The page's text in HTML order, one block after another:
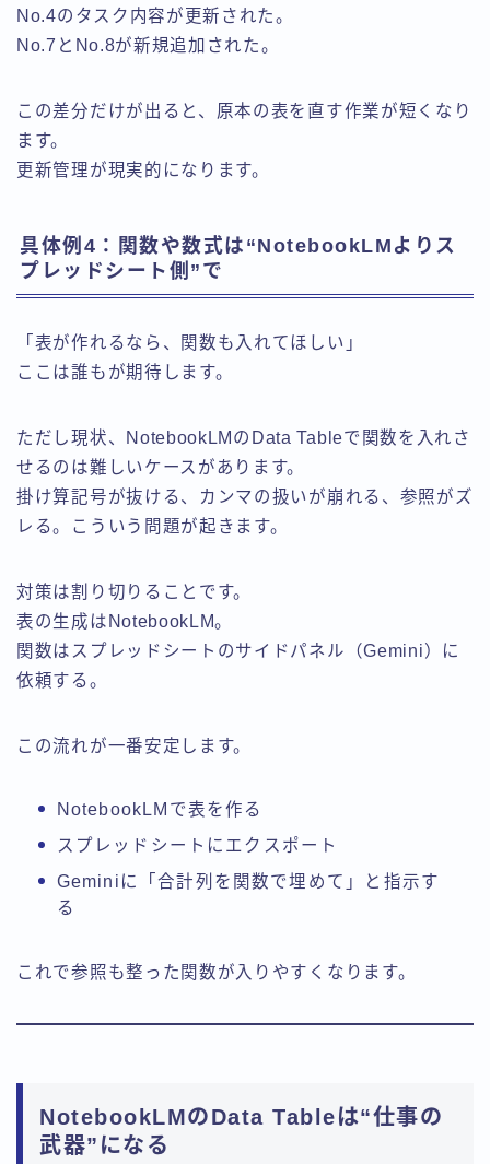
No.4のタスク内容が更新された。
No.7とNo.8が新規追加された。
この差分だけが出ると、原本の表を直す作業が短くなり
ます。
更新管理が現実的になります。
具体例4：関数や数式は“NotebookLMよりス
プレッドシート側”で
「表が作れるなら、関数も入れてほしい」
ここは誰もが期待します。
ただし現状、NotebookLMのData Tableで関数を入れさ
せるのは難しいケースがあります。
掛け算記号が抜ける、カンマの扱いが崩れる、参照がズ
レる。こういう問題が起きます。
対策は割り切りることです。
表の生成はNotebookLM。
関数はスプレッドシートのサイドパネル（Gemini）に
依頼する。
この流れが一番安定します。
NotebookLMで表を作る
スプレッドシートにエクスポート
Geminiに「合計列を関数で埋めて」と指示す
る
これで参照も整った関数が入りやすくなります。
NotebookLMのData Tableは“仕事の
武器”になる